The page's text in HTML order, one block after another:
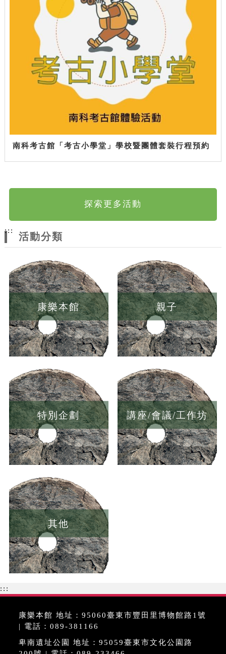
南科考古館「考古小學堂」學校暨團體套裝行程預約
探索更多活動
:::
活動分類
康樂本館 親子
特別企劃 講座/會議/工作坊
其他
:::
康樂本館 地址：95060臺東市豐田里博物館路1號
| 電話：089-381166
卑南遺址公園 地址：95059臺東市文化公園路